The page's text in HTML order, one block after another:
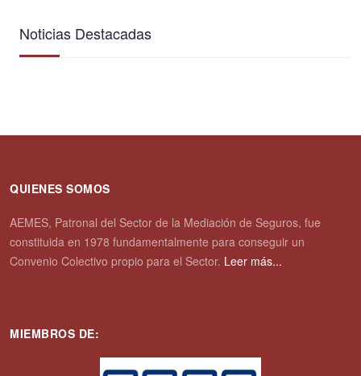
Noticias Destacadas
QUIENES SOMOS
AEMES, Patronal del Sector de la Mediación de Seguros, fue
constituida en 1978 fundamentalmente para conseguir un
Convenio Colectivo propio para el Sector. Leer más...
MIEMBROS DE: